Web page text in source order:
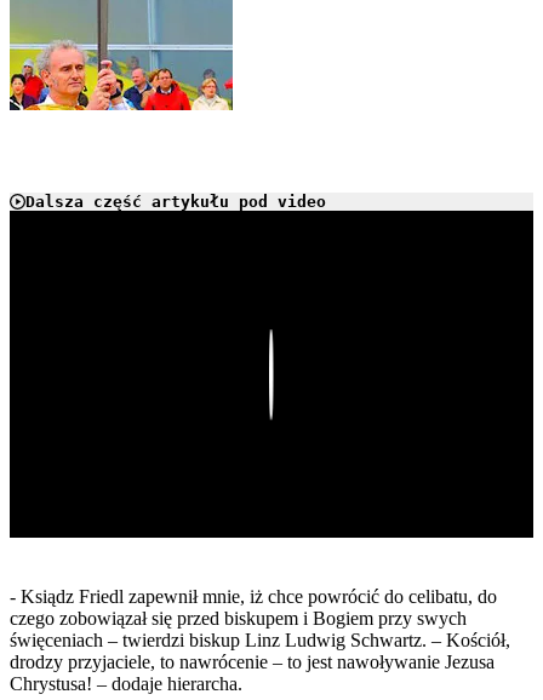
Dalsza część artykułu pod video
- Ksiądz Friedl zapewnił mnie, iż chce powrócić do celibatu, do
czego zobowiązał się przed biskupem i Bogiem przy swych
święceniach – twierdzi biskup Linz Ludwig Schwartz. – Kościół,
drodzy przyjaciele, to nawrócenie – to jest nawoływanie Jezusa
Chrystusa! – dodaje hierarcha.